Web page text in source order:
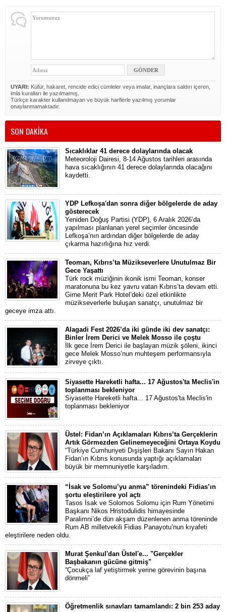
UYARI: Küfür, hakaret, rencide edici cümleler veya imalar, inançlara saldırı içeren,
imla kuralları ile yazılmamış,
Türkçe karakter kullanılmayan ve büyük harflerle yazılmış yorumlar
onaylanmamaktadır.
SON DAKİKA
Sıcaklıklar 41 derece dolaylarında olacak
Meteoroloji Dairesi, 8-14 Ağustos tarihleri arasında
hava sıcaklığının 41 derece dolaylarında olacağını
kaydetti.
YDP Lefkoşa'dan sonra diğer bölgelerde de aday
gösterecek
Yeniden Doğuş Partisi (YDP), 6 Aralık 2026’da
yapılması planlanan yerel seçimler öncesinde
Lefkoşa’nın ardından diğer bölgelerde de aday
çıkarma hazırlığına hız verdi.
Teoman, Kıbrıs’ta Müzikseverlere Unutulmaz Bir
Gece Yaşattı
Türk rock müziğinin ikonik ismi Teoman, konser
maratonuna bu kez yavru vatan Kıbrıs’ta devam etti.
Girne Merit Park Hotel’deki özel etkinlikte
müzikseverlerle buluşan sanatçı, unutulmaz bir
geceye imza attı.
Alagadi Fest 2026’da iki günde iki dev sanatçı:
Binler İrem Derici ve Melek Mosso ile çoştu
İlk gece İrem Derici ile başlayan müzik şöleni, ikinci
gece Melek Mosso’nun muhteşem performansıyla
zirveye çıktı.
Siyasette Hareketli hafta... 17 Ağustos'ta Meclis'in
toplanması bekleniyor
Siyasette Hareketli hafta... 17 Ağustos'ta Meclis'in
toplanması bekleniyor
Üstel: Fidan’ın Açıklamaları Kıbrıs’ta Gerçeklerin
Artık Görmezden Gelinemeyeceğini Ortaya Koydu
“Türkiye Cumhuriyeti Dışişleri Bakanı Sayın Hakan
Fidan’ın Kıbrıs konusunda yaptığı açıklamaları
büyük bir memnuniyetle karşıladım.
“İsak ve Solomu’yu anma” törenindeki Fidias’ın
şortu eleştirilere yol açtı
Tasos İsak ve Solomos Solomu için Rum Yönetimi
Başkanı Nikos Hristodulidis himayesinde
Paralimni’de dün akşam düzenlenen anma töreninde
Rum AB milletvekili Fidias Panayotu’nun kıyafeti
eleştirilere neden oldu.
Murat Şenkul'dan Üstel'e... "Gerçekler
Başbakanın gücüne gitmiş"
“Çocukça laf yetiştirmek yerine görevinin başına
dönmeli”
Öğretmenlik sınavları tamamlandı: 2 bin 253 aday